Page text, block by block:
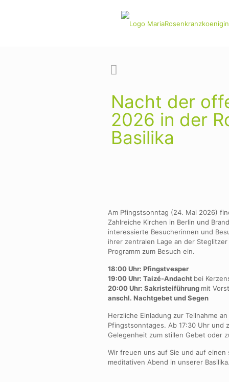
Nacht der
2026 in der
Basilika
Am Pfingstsonntag (24. Mai 2026)
Zahlreiche Kirchen in Berlin und
interessierte Besucherinnen und
ihrer zentralen Lage an der
Programm zum Besuch ein.
18:00 Uhr: Pfingstvesper
19:00 Uhr: Taizé-Andacht bei
20:00 Uhr: Sakristeiführung mit
anschl. Nachtgebet und Segen
Herzliche Einladung zur Teilnahme
Pfingstsonntages. Ab 17:30 Uhr
Gelegenheit zum stillen Gebet oder
Wir freuen uns auf Sie und auf
meditativen Abend in unserer